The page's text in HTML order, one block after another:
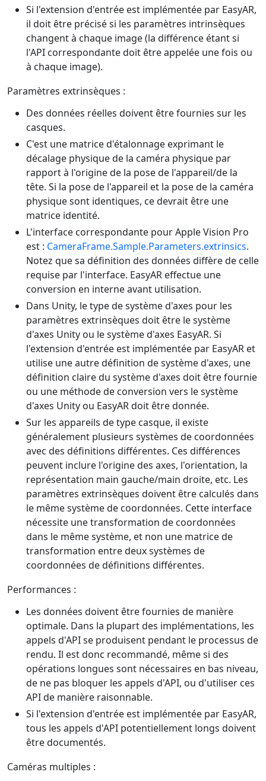
Si l'extension d'entrée est implémentée par EasyAR,
il doit être précisé si les paramètres intrinsèques
changent à chaque image (la différence étant si
l'API correspondante doit être appelée une fois ou
à chaque image).
Paramètres extrinsèques :
Des données réelles doivent être fournies sur les
casques.
C'est une matrice d'étalonnage exprimant le
décalage physique de la caméra physique par
rapport à l'origine de la pose de l'appareil/de la
tête. Si la pose de l'appareil et la pose de la caméra
physique sont identiques, ce devrait être une
matrice identité.
L'interface correspondante pour Apple Vision Pro
est : CameraFrame.Sample.Parameters.extrinsics.
Notez que sa définition des données diffère de celle
requise par l'interface. EasyAR effectue une
conversion en interne avant utilisation.
Dans Unity, le type de système d'axes pour les
paramètres extrinsèques doit être le système
d'axes Unity ou le système d'axes EasyAR. Si
l'extension d'entrée est implémentée par EasyAR et
utilise une autre définition de système d'axes, une
définition claire du système d'axes doit être fournie
ou une méthode de conversion vers le système
d'axes Unity ou EasyAR doit être donnée.
Sur les appareils de type casque, il existe
généralement plusieurs systèmes de coordonnées
avec des définitions différentes. Ces différences
peuvent inclure l'origine des axes, l'orientation, la
représentation main gauche/main droite, etc. Les
paramètres extrinsèques doivent être calculés dans
le même système de coordonnées. Cette interface
nécessite une transformation de coordonnées
dans le même système, et non une matrice de
transformation entre deux systèmes de
coordonnées de définitions différentes.
Performances :
Les données doivent être fournies de manière
optimale. Dans la plupart des implémentations, les
appels d'API se produisent pendant le processus de
rendu. Il est donc recommandé, même si des
opérations longues sont nécessaires en bas niveau,
de ne pas bloquer les appels d'API, ou d'utiliser ces
API de manière raisonnable.
Si l'extension d'entrée est implémentée par EasyAR,
tous les appels d'API potentiellement longs doivent
être documentés.
Caméras multiples :